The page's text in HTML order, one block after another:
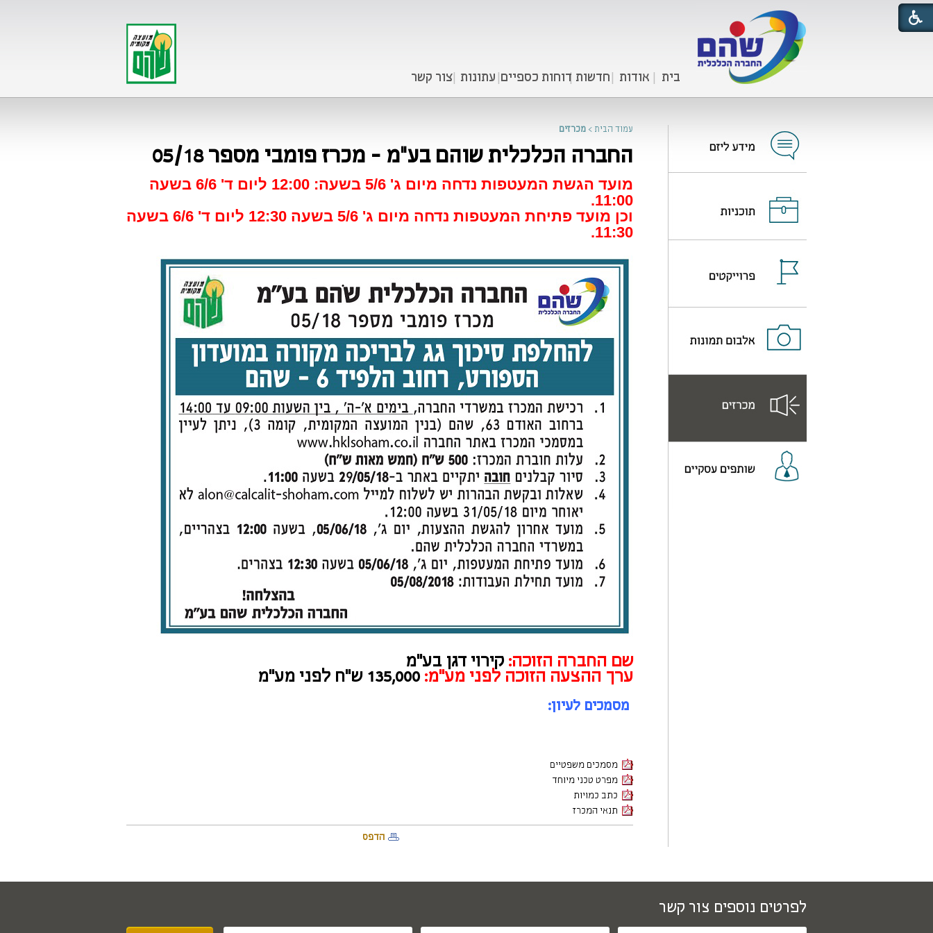
בית אודות חדשות דוחות כספיים עתונות צור קשר
עמוד הבית > מכרזים
החברה הכלכלית שוהם בע"מ - מכרז פומבי מספר 05/18
מועד הגשת המעטפות נדחה מיום ג' 5/6 בשעה: 12:00 ליום ד' 6/6 בשעה
11:00.
וכן מועד פתיחת המעטפות נדחה מיום ג' 5/6 בשעה 12:30 ליום ד' 6/6 בשעה
11:30.
שם החברה הזוכה: קירוי דגן בע"מ
ערך ההצעה הזוכה לפני מע"מ: 135,000 ש"ח לפני מע"מ
מסמכים לעיון:
מסמכים משפטיים
מפרט טכני מיוחד
כתב כמויות
תנאי המכרז
הדפס
לפרטים נוספים צור קשר